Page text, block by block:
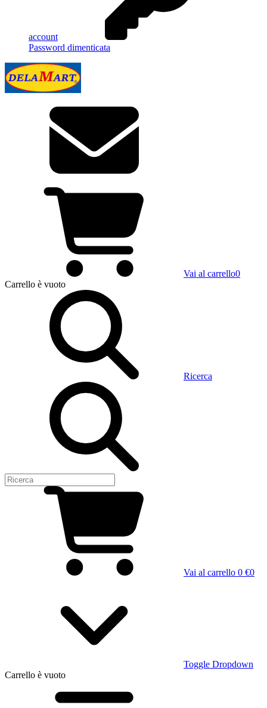
account
Password dimenticata
Vai al carrello0
Carrello è vuoto
Ricerca
Vai al carrello 0 €0
Toggle Dropdown
Carrello è vuoto